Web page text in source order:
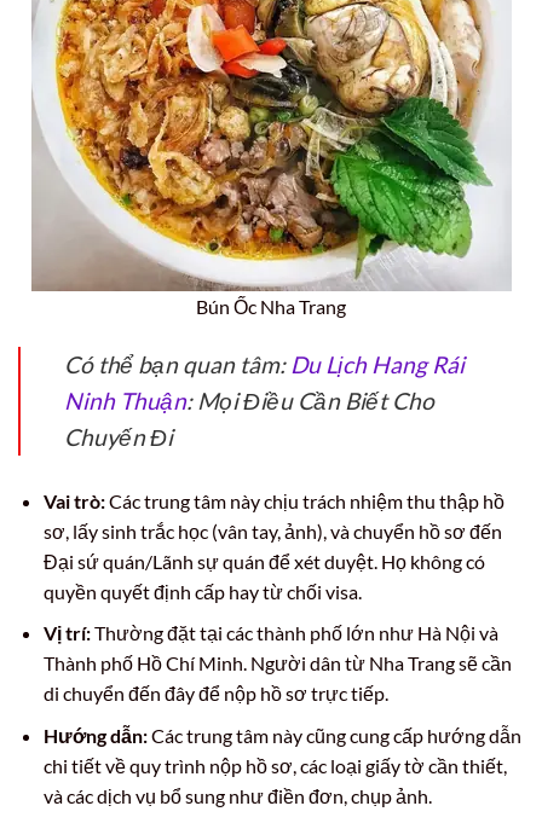
Bún Ốc Nha Trang
Có thể bạn quan tâm: Du Lịch Hang Rái
Ninh Thuận: Mọi Điều Cần Biết Cho
Chuyến Đi
Vai trò:Các trung tâm này chịu trách nhiệm thu thập hồ
sơ, lấy sinh trắc học (vân tay, ảnh), và chuyển hồ sơ đến
Đại sứ quán/Lãnh sự quán để xét duyệt. Họ không có
quyền quyết định cấp hay từ chối visa.
Vị trí:Thường đặt tại các thành phố lớn như Hà Nội và
Thành phố Hồ Chí Minh. Người dân từ Nha Trang sẽ cần
di chuyển đến đây để nộp hồ sơ trực tiếp.
Hướng dẫn:Các trung tâm này cũng cung cấp hướng dẫn
chi tiết về quy trình nộp hồ sơ, các loại giấy tờ cần thiết,
và các dịch vụ bổ sung như điền đơn, chụp ảnh.